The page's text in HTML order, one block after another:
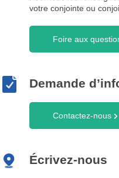
votre conjointe ou
Foire aux
Demande
Contactez-nous
Écrivez-nous